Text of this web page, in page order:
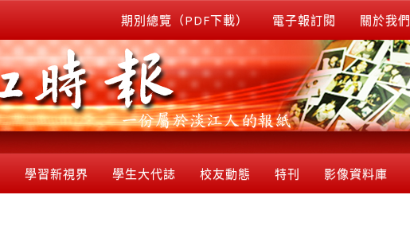
期別總覽（PDF下載） 電子報訂閱 關於我們
學習新視界 學生大代誌 校友動態 特刊 影像資料庫